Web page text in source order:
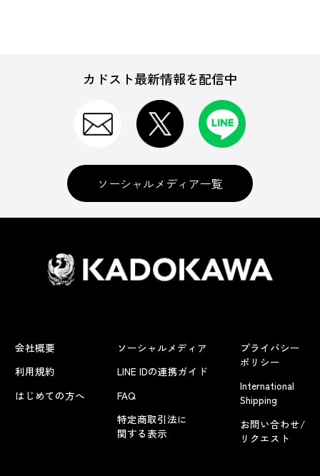
カドスト最新情報を配信中
ソーシャルメディア一覧
会社概要
利用規約
はじめての方へ
ソーシャルメディア
LINE IDの連携ガイド
FAQ
特定商取引法に
関する表示
プライバシー
ポリシー
International
Shipping
お問い合わせ/
リクエスト